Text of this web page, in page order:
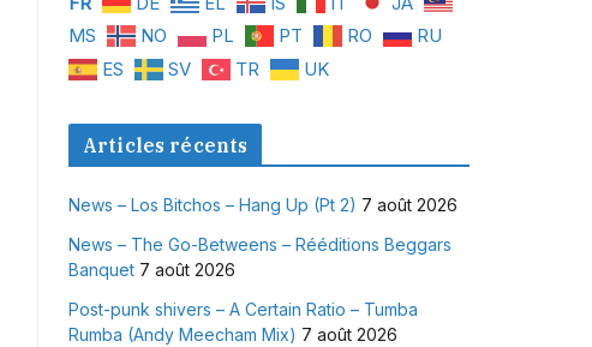
MS
NO PL PT RO
RU
ES
SV TR UK
Articles récents
News – Los Bitchos – Hang Up (Pt 2) 7 août 2026
News – The Go-Betweens – Rééditions Beggars
Banquet 7 août 2026
Post-punk shivers – A Certain Ratio – Tumba
Rumba (Andy Meecham Mix) 7 août 2026